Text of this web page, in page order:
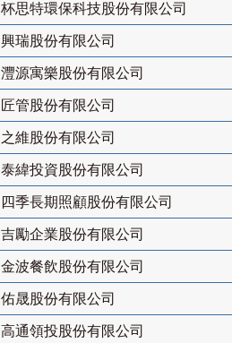
杯思特環保科技股份有限公司
興瑞股份有限公司
灃源寓樂股份有限公司
匠管股份有限公司
之維股份有限公司
泰緯投資股份有限公司
四季長期照顧股份有限公司
吉勵企業股份有限公司
金波餐飲股份有限公司
佑晟股份有限公司
高通領投股份有限公司